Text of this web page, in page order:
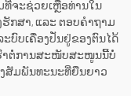
ຈະຊ່ວຍເຫຼືອທ່ານໃນ
ກສາ, ແລະ ຕອບຄຳຖາມ
ະບົບເຄື່ອງປັ່ນຢູ່ຂອງຕົນໄດ້
າຕໍ່ການສະໜັບສະໜູນນີ້ບໍ່
ສັມພັນທະນະທີ່ຍືນຍາວ